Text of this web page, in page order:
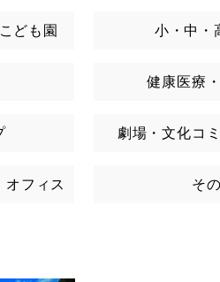
ども園 小・中・
健康医療
劇場・文化コ
オフィス そ